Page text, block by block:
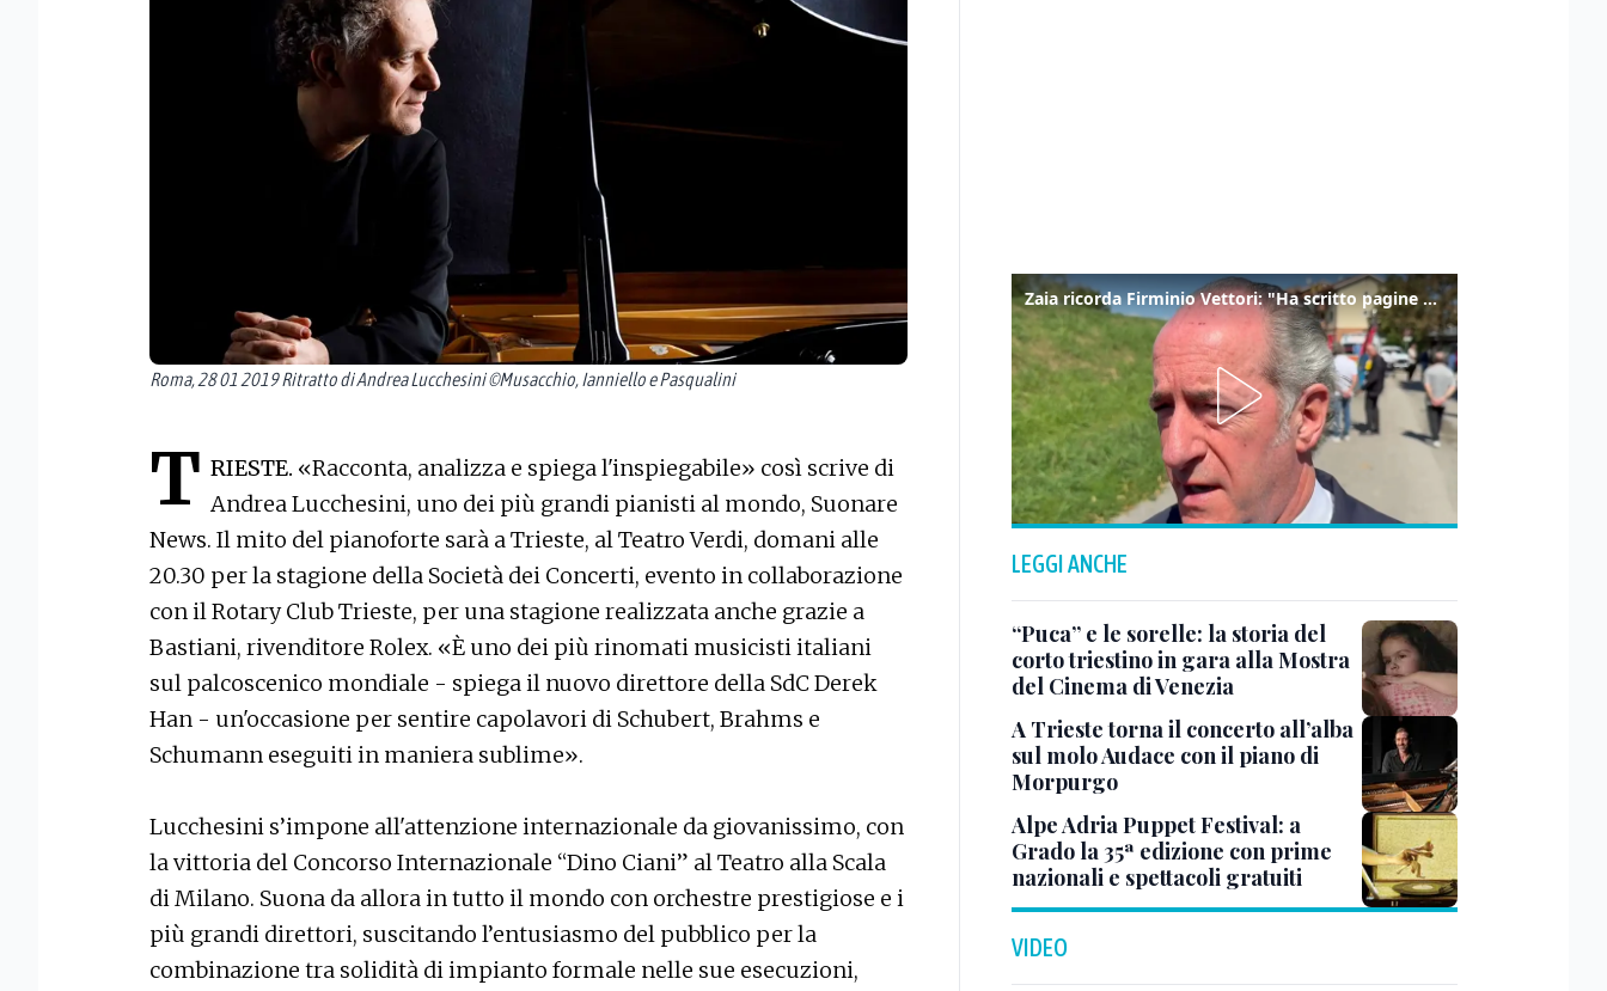
Roma, 28 01 2019 Ritratto di Andrea Lucchesini ©Musacchio, Ianniello e Pasqualini
T RIESTE. «Racconta, analizza e spiega l'inspiegabile» così scrive di
Andrea Lucchesini, uno dei più grandi pianisti al mondo, Suonare
News. Il mito del pianoforte sarà a Trieste, al Teatro Verdi, domani alle
20.30 per la stagione della Società dei Concerti, evento in collaborazione
con il Rotary Club Trieste, per una stagione realizzata anche grazie a
Bastiani, rivenditore Rolex. «È uno dei più rinomati musicisti italiani
sul palcoscenico mondiale - spiega il nuovo direttore della SdC Derek
Han - un'occasione per sentire capolavori di Schubert, Brahms e
Schumann eseguiti in maniera sublime».
Lucchesini s’impone all'attenzione internazionale da giovanissimo, con
la vittoria del Concorso Internazionale “Dino Ciani” al Teatro alla Scala
di Milano. Suona da allora in tutto il mondo con orchestre prestigiose e i
più grandi direttori, suscitando l’entusiasmo del pubblico per la
combinazione tra solidità di impianto formale nelle sue esecuzioni,
Zaia ricorda Firminio Vettori: "Ha scritto pagine di storia del nostro territorio"
LEGGI ANCHE
“Puca” e le sorelle: la storia del
corto triestino in gara alla Mostra
del Cinema di Venezia
A Trieste torna il concerto all’alba
sul molo Audace con il piano di
Morpurgo
Alpe Adria Puppet Festival: a
Grado la 35ª edizione con prime
nazionali e spettacoli gratuiti
VIDEO